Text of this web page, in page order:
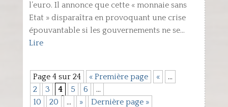
l’euro. Il annonce que cette « monnaie sans
Etat » disparaîtra en provoquant une crise
épouvantable si les gouvernements ne se...
Lire
Page 4 sur 24 « Première page «
…
2
3 4 5 6
…
10
20 … » Dernière page »